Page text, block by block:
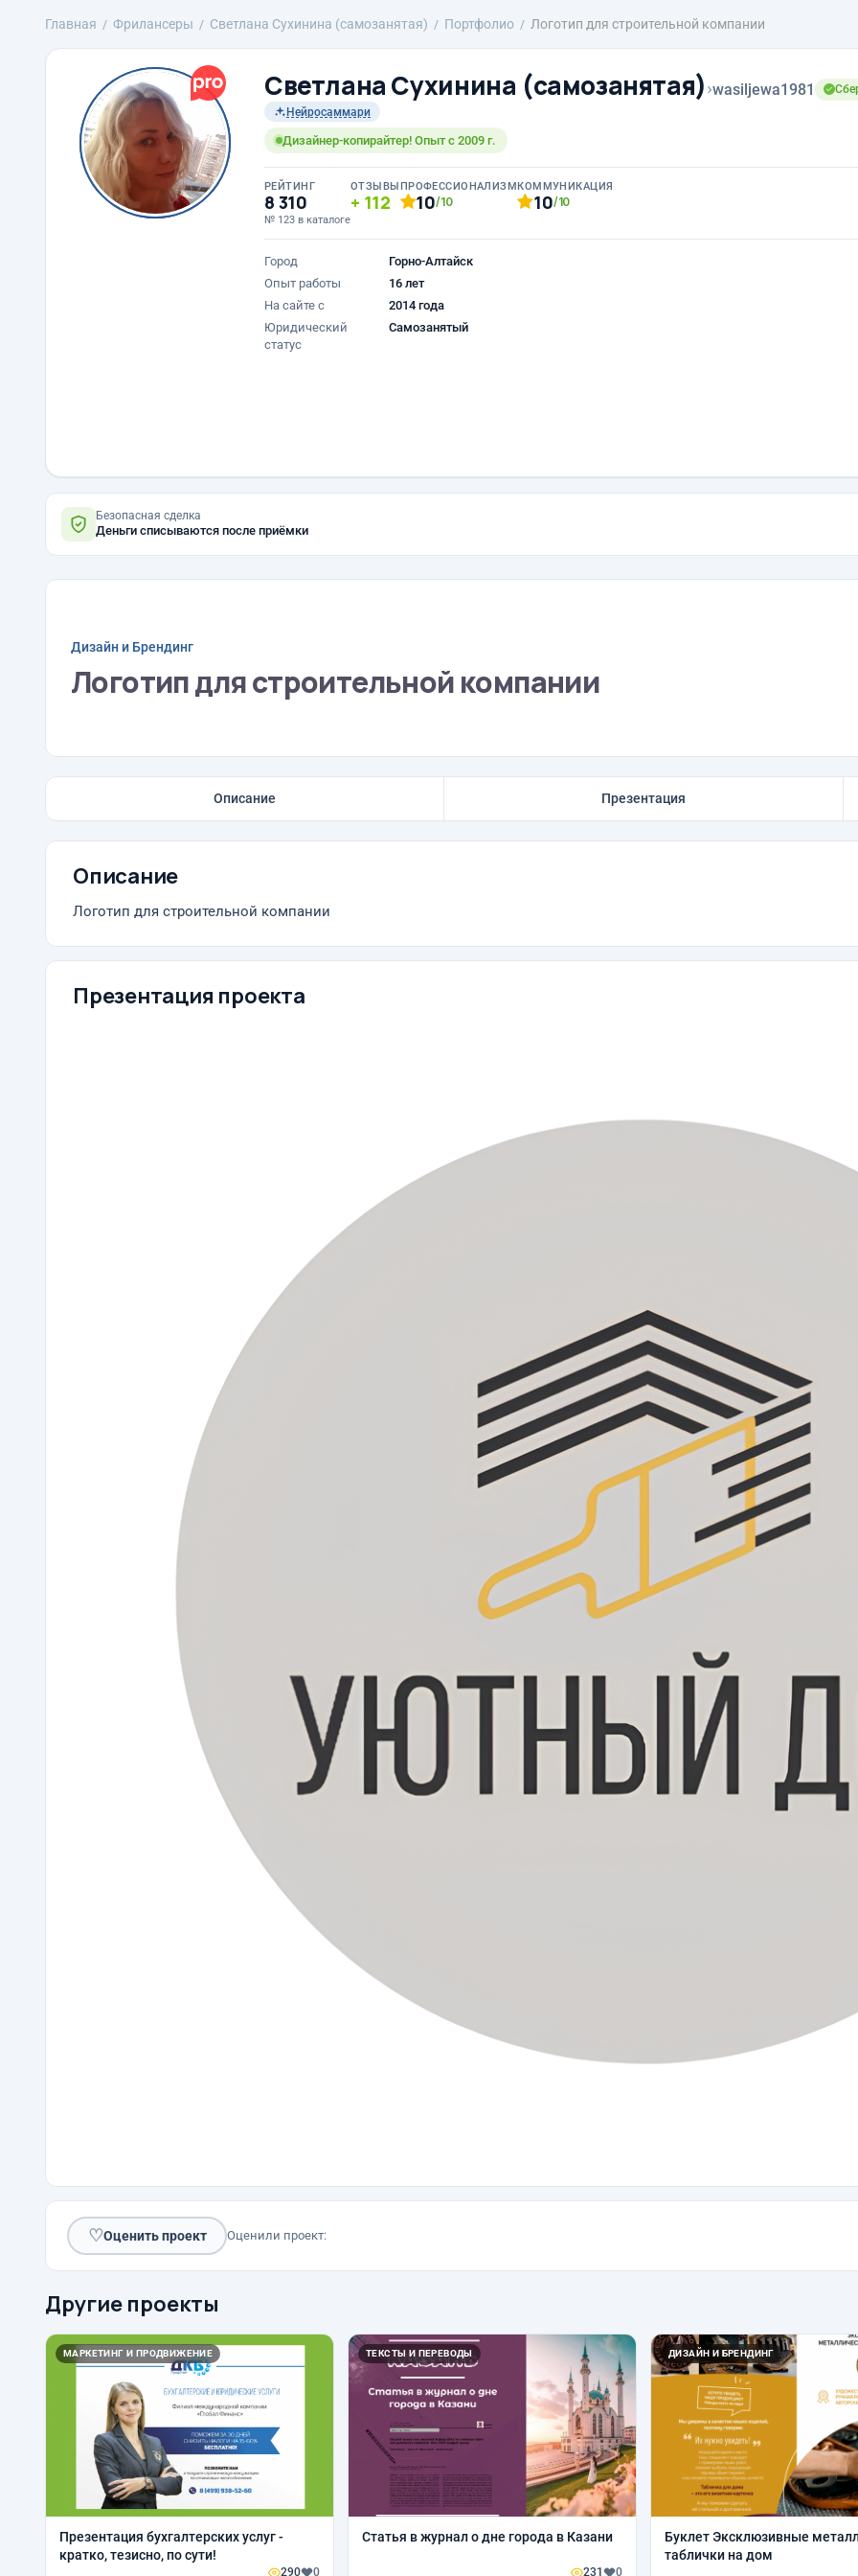
Главная Фрилансеры Светлана Сухинина (самозанятая) Портфолио Логотип для строительной компании
Светлана Сухинина (самозанятая)›wasiljewa1981
Нейросаммари
Дизайнер-копирайтер! Опыт с 2009 г.
РЕЙТИНГ
8 310
№ 123 в каталоге
ОТЗЫВЫ
112
ПРОФЕССИОНАЛИЗМ
10/10
КОММУНИКАЦИЯ
10/10
Город
Горно-Алтайск
Опыт работы
16 лет
На сайте с
2014 года
Юридический
статус
Самозанятый
Безопасная сделка
Деньги списываются после приёмки
Дизайн и Брендинг
Логотип для строительной компании
Описание Презентация
Описание
Логотип для строительной компании
Презентация проекта
♡Оценить проект Оценили проект:
Другие проекты
МАРКЕТИНГ И ПРОДВИЖЕНИЕ
Презентация бухгалтерских услуг -
кратко, тезисно, по сути!
290 0
ТЕКСТЫ И ПЕРЕВОДЫ
Статья в журнал о дне города в Казани
231 0
ДИЗАЙН И БРЕНДИНГ
Буклет Эксклюзивные
таблички на дом